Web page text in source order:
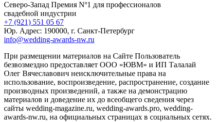
Северо-Запад Премия Nº1 для профессионалов
свадебной индустрии
+7 (921) 551 05 67
Юр. Адрес: 190000, г. Санкт-Петербург
info@wedding-awards-nw.ru
При размещении материалов на Сайте Пользователь
безвозмездно предоставляет ООО «ЮВМ» и ИП Талалай
Олег Вячеславович неисключительные права на
использование, воспроизведение, распространение, создание
производных произведений, а также на демонстрацию
материалов и доведение их до всеобщего сведения через
сайты wedding-magazine.ru, wedding-awards.pro, wedding-
awards-nw.ru, на официальных страницах в социальных сетях.